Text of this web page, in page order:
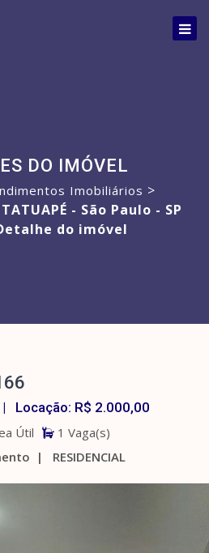
DO IMÓVEL
Imobiliários >
- São Paulo - SP
do imóvel
Locação: R$ 2.000,00
Útil
1 Vaga(s)
| RESIDENCIAL